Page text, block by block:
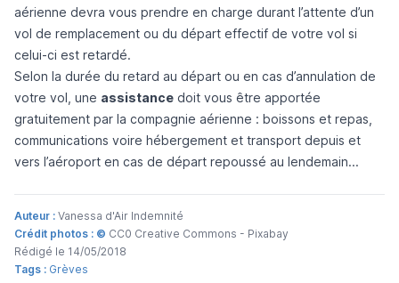
aérienne devra vous prendre en charge durant l’attente d’un
vol de remplacement ou du départ effectif de votre vol si
celui-ci est retardé.
Selon la durée du retard au départ ou en cas d’annulation de
votre vol, une assistance doit vous être apportée
gratuitement par la compagnie aérienne : boissons et repas,
communications voire hébergement et transport depuis et
vers l’aéroport en cas de départ repoussé au lendemain...
Auteur : Vanessa d'Air Indemnité
Crédit photos : © CC0 Creative Commons - Pixabay
Rédigé le 14/05/2018
Tags : Grèves